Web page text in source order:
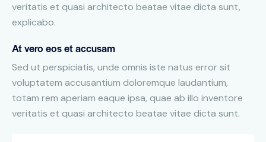
veritatis et quasi architecto beatae vitae dicta sunt,
explicabo.
At vero eos et accusam
Sed ut perspiciatis, unde omnis iste natus error sit
voluptatem accusantium doloremque laudantium,
totam rem aperiam eaque ipsa, quae ab illo inventore
veritatis et quasi architecto beatae vitae dicta sunt.